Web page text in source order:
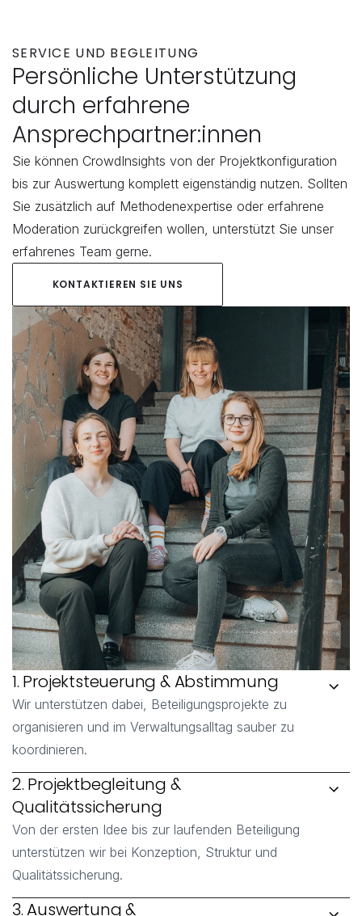
SERVICE UND BEGLEITUNG
Persönliche Unterstützung
durch erfahrene
Ansprechpartner:innen
Sie können CrowdInsights von der Projektkonfiguration
bis zur Auswertung komplett eigenständig nutzen. Sollten
Sie zusätzlich auf Methodenexpertise oder erfahrene
Moderation zurückgreifen wollen, unterstützt Sie unser
erfahrenes Team gerne.
KONTAKTIEREN SIE UNS
1. Projektsteuerung & Abstimmung
Wir unterstützen dabei, Beteiligungsprojekte zu
organisieren und im Verwaltungsalltag sauber zu
koordinieren.
2. Projektbegleitung &
Qualitätssicherung
Von der ersten Idee bis zur laufenden Beteiligung
unterstützen wir bei Konzeption, Struktur und
Qualitätssicherung.
3. Auswertung &